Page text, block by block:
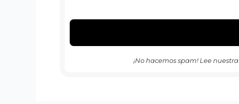
¡No hacemos spam! Lee nuestra